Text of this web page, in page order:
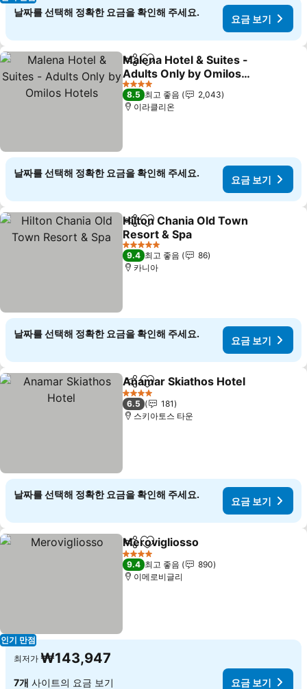
날짜를 선택해 정확한 요금을 확인해 주세요.
요금 보기
공유 즐겨찾기에 추가
Malena Hotel & Suites -
Adults Only by Omilos
Hotels
요금 보기
4 성급
8.5 최고 좋음
2,043
이라클리온
날짜를 선택해 정확한 요금을 확인해 주세요.
요금 보기
공유 즐겨찾기에 추가
Hilton Chania Old Town
Resort & Spa
요금 보기
5 성급
9.4 최고 좋음
86
카니아
날짜를 선택해 정확한 요금을 확인해 주세요.
요금 보기
공유 즐겨찾기에 추가
Anamar Skiathos Hotel
4 성급
6.5
181
스키아토스 타운
날짜를 선택해 정확한 요금을 확인해 주세요.
요금 보기
인기 만점
공유 즐겨찾기에 추가
Merovigliosso
4 성급
9.4 최고 좋음
890
이메로비글리
최저가 ₩143,947
7개 사이트의 요금 보기 요금 보기